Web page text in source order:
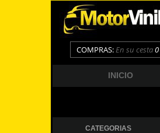
COMPRAS:En su cesta0
INICIO
CATEGORIAS